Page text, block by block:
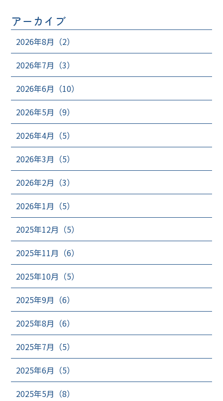
アーカイブ
2026年8月（2）
2026年7月（3）
2026年6月（10）
2026年5月（9）
2026年4月（5）
2026年3月（5）
2026年2月（3）
2026年1月（5）
2025年12月（5）
2025年11月（6）
2025年10月（5）
2025年9月（6）
2025年8月（6）
2025年7月（5）
2025年6月（5）
2025年5月（8）